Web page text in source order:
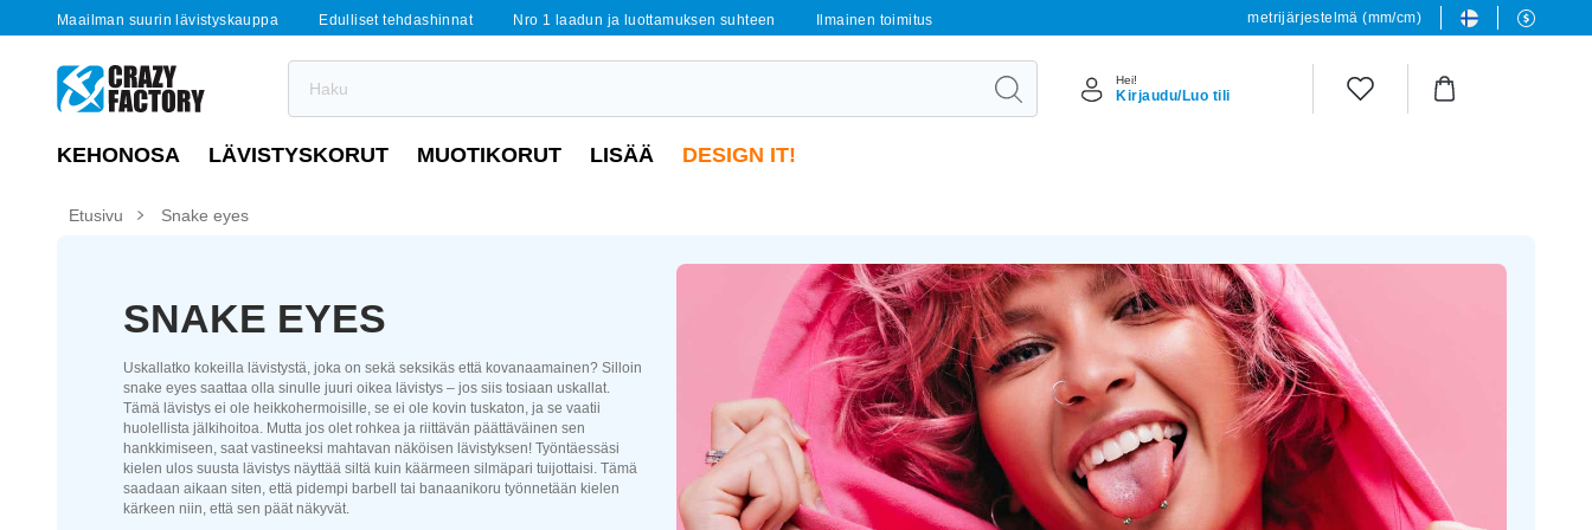
Maailman suurin lävistyskauppa Edulliset tehdashinnat Nro 1 laadun ja luottamuksen suhteen Ilmainen toimitus metrijärjestelmä (mm/cm)
Hei!
Kirjaudu/Luo tili
KEHONOSA LÄVISTYSKORUT MUOTIKORUT LISÄÄ DESIGN IT!
Etusivu Snake eyes
SNAKE EYES
Uskallatko kokeilla lävistystä, joka on sekä seksikäs että kovanaamainen? Silloin
snake eyes saattaa olla sinulle juuri oikea lävistys – jos siis tosiaan uskallat.
Tämä lävistys ei ole heikkohermoisille, se ei ole kovin tuskaton, ja se vaatii
huolellista jälkihoitoa. Mutta jos olet rohkea ja riittävän päättäväinen sen
hankkimiseen, saat vastineeksi mahtavan näköisen lävistyksen! Työntäessäsi
kielen ulos suusta lävistys näyttää siltä kuin käärmeen silmäpari tuijottaisi. Tämä
saadaan aikaan siten, että pidempi barbell tai banaanikoru työnnetään kielen
kärkeen niin, että sen päät näkyvät.